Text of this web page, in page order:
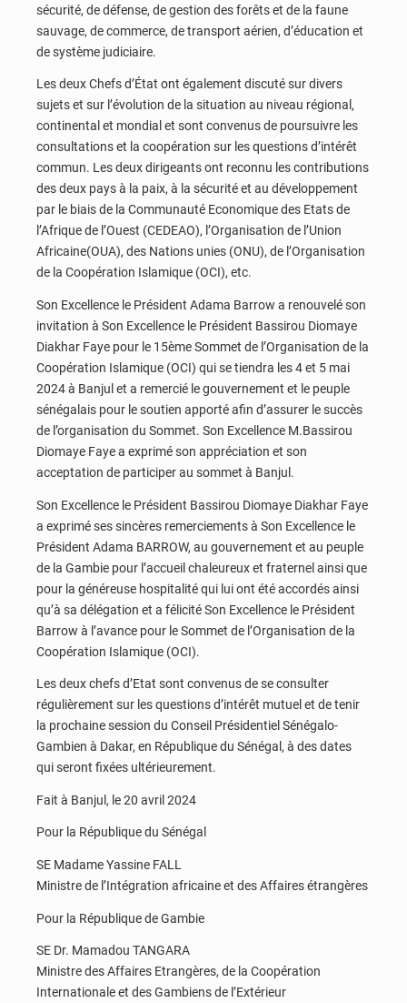
sécurité, de défense, de gestion des forêts et de la faune
sauvage, de commerce, de transport aérien, d’éducation et
de système judiciaire.
Les deux Chefs d’État ont également discuté sur divers
sujets et sur l’évolution de la situation au niveau régional,
continental et mondial et sont convenus de poursuivre les
consultations et la coopération sur les questions d’intérêt
commun. Les deux dirigeants ont reconnu les contributions
des deux pays à la paix, à la sécurité et au développement
par le biais de la Communauté Economique des Etats de
l’Afrique de l’Ouest (CEDEAO), l’Organisation de l’Union
Africaine(OUA), des Nations unies (ONU), de l’Organisation
de la Coopération Islamique (OCI), etc.
Son Excellence le Président Adama Barrow a renouvelé son
invitation à Son Excellence le Président Bassirou Diomaye
Diakhar Faye pour le 15ème Sommet de l’Organisation de la
Coopération Islamique (OCI) qui se tiendra les 4 et 5 mai
2024 à Banjul et a remercié le gouvernement et le peuple
sénégalais pour le soutien apporté afin d’assurer le succès
de l’organisation du Sommet. Son Excellence M.Bassirou
Diomaye Faye a exprimé son appréciation et son
acceptation de participer au sommet à Banjul.
Son Excellence le Président Bassirou Diomaye Diakhar Faye
a exprimé ses sincères remerciements à Son Excellence le
Président Adama BARROW, au gouvernement et au peuple
de la Gambie pour l’accueil chaleureux et fraternel ainsi que
pour la généreuse hospitalité qui lui ont été accordés ainsi
qu’à sa délégation et a félicité Son Excellence le Président
Barrow à l’avance pour le Sommet de l’Organisation de la
Coopération Islamique (OCI).
Les deux chefs d’Etat sont convenus de se consulter
régulièrement sur les questions d’intérêt mutuel et de tenir
la prochaine session du Conseil Présidentiel Sénégalo-
Gambien à Dakar, en République du Sénégal, à des dates
qui seront fixées ultérieurement.
Fait à Banjul, le 20 avril 2024
Pour la République du Sénégal
SE Madame Yassine FALL
Ministre de l’Intégration africaine et des Affaires étrangères
Pour la République de Gambie
SE Dr. Mamadou TANGARA
Ministre des Affaires Etrangères, de la Coopération
Internationale et des Gambiens de l’Extérieur